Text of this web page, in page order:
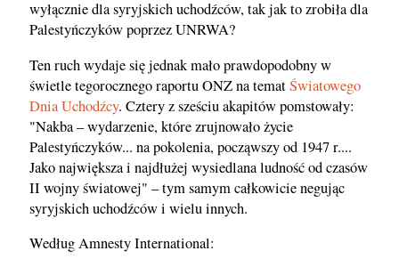
wyłącznie dla syryjskich uchodźców, tak jak to zrobiła dla
Palestyńczyków poprzez UNRWA?
Ten ruch wydaje się jednak mało prawdopodobny w
świetle tegorocznego raportu ONZ na tematŚwiatowego
Dnia Uchodźcy. Cztery z sześciu akapitów pomstowały:
"Nakba – wydarzenie, które zrujnowało życie
Palestyńczyków... na pokolenia, począwszy od 1947 r....
Jako największa i najdłużej wysiedlana ludność od czasów
II wojny światowej" – tym samym całkowicie negując
syryjskich uchodźców i wielu innych.
Według Amnesty International: